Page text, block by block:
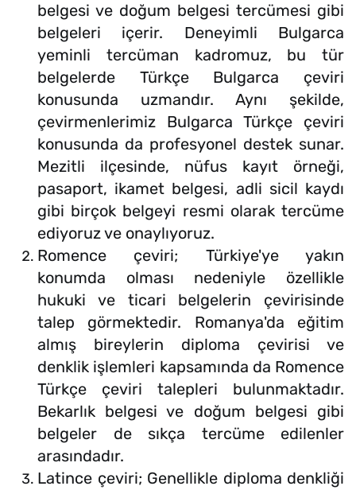
belgesi ve doğum belgesi tercümesi gibi
belgeleri içerir. Deneyimli Bulgarca
yeminli tercüman kadromuz, bu tür
belgelerde Türkçe Bulgarca çeviri
konusunda uzmandır. Aynı şekilde,
çevirmenlerimiz Bulgarca Türkçe çeviri
konusunda da profesyonel destek sunar.
Mezitli ilçesinde, nüfus kayıt örneği,
pasaport, ikamet belgesi, adli sicil kaydı
gibi birçok belgeyi resmi olarak tercüme
ediyoruz ve onaylıyoruz.
Romence çeviri; Türkiye'ye yakın
konumda olması nedeniyle özellikle
hukuki ve ticari belgelerin çevirisinde
talep görmektedir. Romanya'da eğitim
almış bireylerin diploma çevirisi ve
denklik işlemleri kapsamında da Romence
Türkçe çeviri talepleri bulunmaktadır.
Bekarlık belgesi ve doğum belgesi gibi
belgeler de sıkça tercüme edilenler
arasındadır.
Latince çeviri; Genellikle diploma denkliği